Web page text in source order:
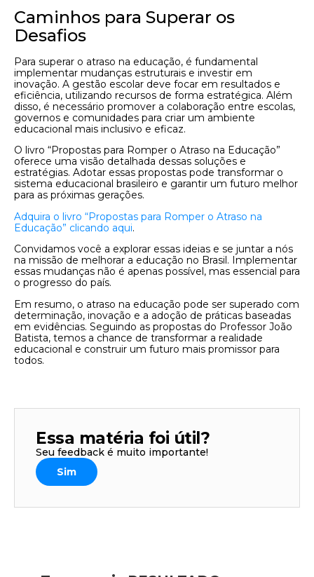
Caminhos para Superar os
Desafios
Para superar o atraso na educação, é fundamental
implementar mudanças estruturais e investir em
inovação. A gestão escolar deve focar em resultados e
eficiência, utilizando recursos de forma estratégica. Além
disso, é necessário promover a colaboração entre escolas,
governos e comunidades para criar um ambiente
educacional mais inclusivo e eficaz.
O livro “Propostas para Romper o Atraso na Educação”
oferece uma visão detalhada dessas soluções e
estratégias. Adotar essas propostas pode transformar o
sistema educacional brasileiro e garantir um futuro melhor
para as próximas gerações.
Adquira o livro “Propostas para Romper o Atraso na
Educação” clicando aqui.
Convidamos você a explorar essas ideias e se juntar a nós
na missão de melhorar a educação no Brasil. Implementar
essas mudanças não é apenas possível, mas essencial para
o progresso do país.
Em resumo, o atraso na educação pode ser superado com
determinação, inovação e a adoção de práticas baseadas
em evidências. Seguindo as propostas do Professor João
Batista, temos a chance de transformar a realidade
educacional e construir um futuro mais promissor para
todos.
Essa matéria foi útil?
Seu feedback é muito importante!
Sim